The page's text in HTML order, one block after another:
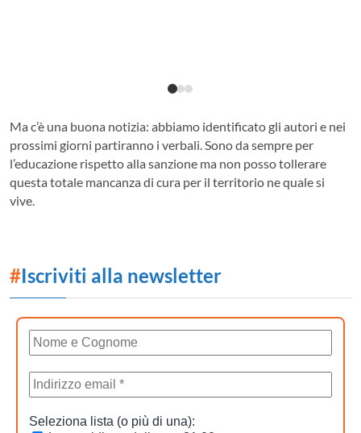
Ma c’è una buona notizia: abbiamo identificato gli autori e nei
prossimi giorni partiranno i verbali. Sono da sempre per
l’educazione rispetto alla sanzione ma non posso tollerare
questa totale mancanza di cura per il territorio ne quale si
vive.
#Iscriviti alla newsletter